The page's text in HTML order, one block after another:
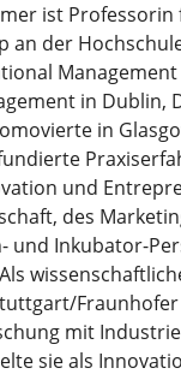
ist
an der
in Dublin,
in
und
des
und Inkubator-
Fraunhofer
mit
sie als